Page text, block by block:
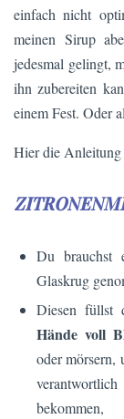
einfach nicht
meinen Sirup
jedesmal gelingt,
ihn zubereiten
einem Fest. Oder
Hier die Anleitung
Du brauchst
Glaskrug
Diesen füllst
Hände voll
oder mörsern,
bekommen,